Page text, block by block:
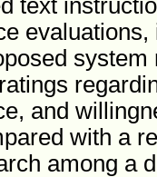
text
system
and
with a
among a